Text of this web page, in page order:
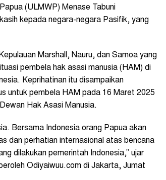
(ULMWP) Menase Tabuni
kepada negara-negara Pasifik, yang
Marshall, Nauru, dan Samoa yang
pembela hak asasi manusia (HAM) di
Keprihatinan itu disampaikan
untuk pembela HAM pada 16 Maret 2025
Hak Asasi Manusia.
Bersama Indonesia orang Papua akan
dan perhatian internasional atas bencana
dilakukan pemerintah Indonesia,” ujar
Odiyaiwuu.com di Jakarta, Jumat